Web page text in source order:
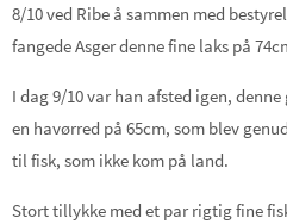
8/10 ved Ribe å sammen med
fangede Asger denne fine laks på
I dag 9/10 var han afsted igen,
en havørred på 65cm, som blev
til fisk, som ikke kom på land.
Stort tillykke med et par rigtig fine